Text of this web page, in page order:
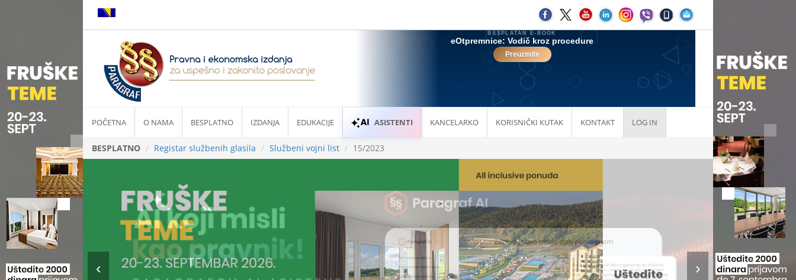
POČETNA O NAMA BESPLATNO IZDANJA EDUKACIJE ASISTENTI KANCELARKO KORISNIČKI KUTAK KONTAKT LOG IN
BESPLATNO Registar službenih glasila Službeni vojni list 15/2023